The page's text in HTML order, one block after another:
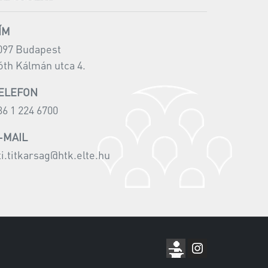
Budapest
Kálmán utca 4.
1 224 6700
MAIL